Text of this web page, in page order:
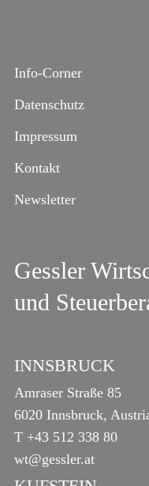
Info-Corner
Datenschutz
Impressum
Kontakt
Newsletter
Gessler
und
INNSBRUCK
Amraser Straße 85
6020 Innsbruck,
T +43 512 338 80
wt@gessler.at